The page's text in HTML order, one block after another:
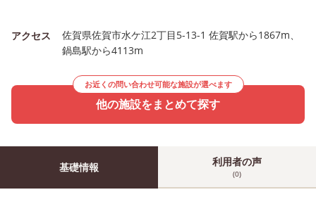
アクセス
佐賀県佐賀市水ケ江2丁目5-13-1 佐賀駅から1867m、
鍋島駅から4113m
お近くの問い合わせ可能な施設が選べます
他の施設をまとめて探す
基礎情報 利用者の声
(0)